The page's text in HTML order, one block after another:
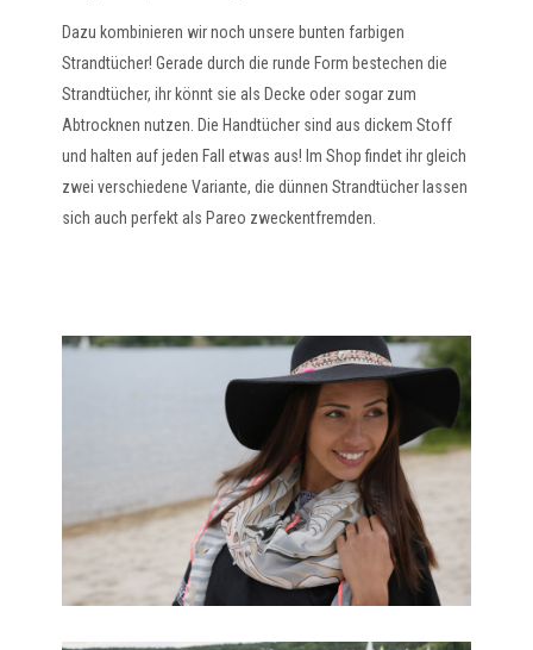
Dazu kombinieren wir noch unsere bunten farbigen
Strandtücher! Gerade durch die runde Form bestechen die
Strandtücher, ihr könnt sie als Decke oder sogar zum
Abtrocknen nutzen. Die Handtücher sind aus dickem Stoff
und halten auf jeden Fall etwas aus! Im Shop findet ihr gleich
zwei verschiedene Variante, die dünnen Strandtücher lassen
sich auch perfekt als Pareo zweckentfremden.